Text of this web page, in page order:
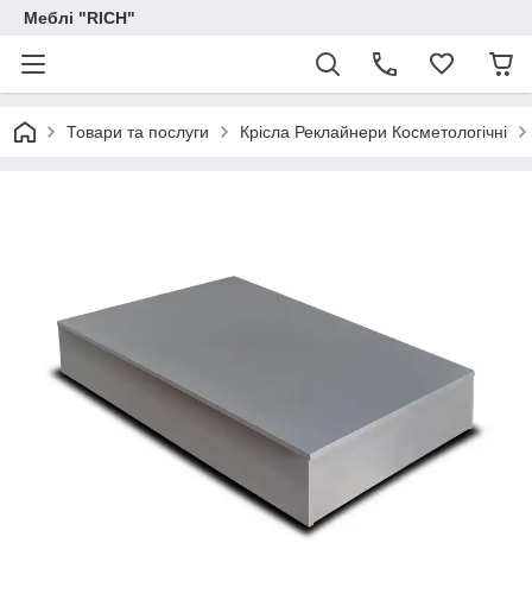
Меблі "RICH"
Товари та послуги Крісла Реклайнери Косметологічні